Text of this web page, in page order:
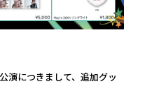
演につきまして、追加グッ